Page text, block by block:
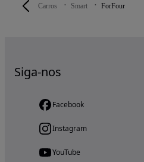
Carros Smart ForFour
Siga-nos
Facebook
Instagram
YouTube